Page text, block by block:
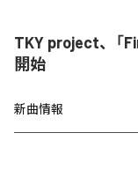
TKY project、「
開始
新曲情報